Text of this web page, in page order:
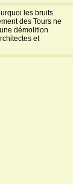
les bruits
des Tours ne
démolition
et